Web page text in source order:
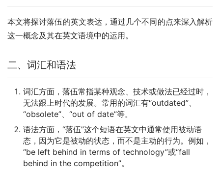
本文将探讨落伍的英文表达，通过几个不同的点来深入解析
这一概念及其在英文语境中的运用。
二、词汇和语法
词汇方面，落伍常指某种观念、技术或做法已经过时，
无法跟上时代的发展。常用的词汇有“outdated”、
“obsolete”、“out of date”等。
语法方面，“落伍”这个短语在英文中通常使用被动语
态，因为它是被动的状态，而不是主动的行为。例如，
“be left behind in terms of technology”或“fall
behind in the competition”。